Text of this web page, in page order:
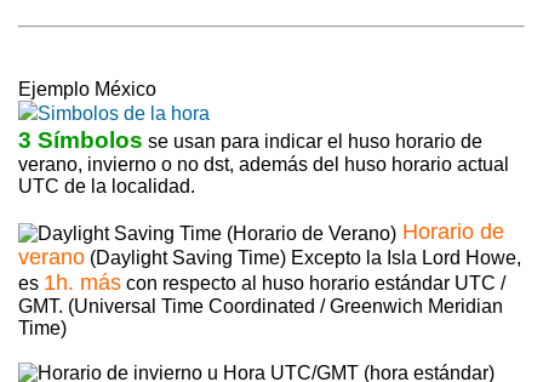
Ejemplo México
3 Símbolos se usan para indicar el huso horario de
verano, invierno o no dst, además del huso horario actual
UTC de la localidad.
Horario de
verano (Daylight Saving Time) Excepto la Isla Lord Howe,
es 1h. más con respecto al huso horario estándar UTC /
GMT. (Universal Time Coordinated / Greenwich Meridian
Time)